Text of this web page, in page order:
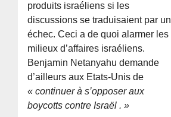
produits israéliens si les
discussions se traduisaient par un
échec. Ceci a de quoi alarmer les
milieux d’affaires israéliens.
Benjamin Netanyahu demande
d’ailleurs aux Etats-Unis de
« continuer à s’opposer aux
boycotts contre Israël . »